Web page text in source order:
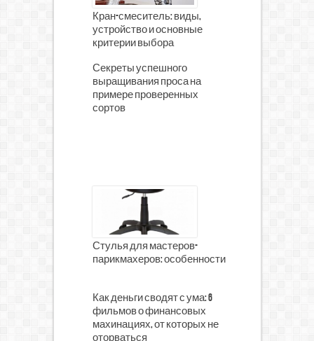
Кран-смеситель: виды,
устройство и основные
критерии выбора
Секреты успешного
выращивания проса на
примере проверенных
сортов
Стулья для мастеров-
парикмахеров: особенности
Как деньги сводят с ума: 6
фильмов о финансовых
махинациях, от которых не
оторваться